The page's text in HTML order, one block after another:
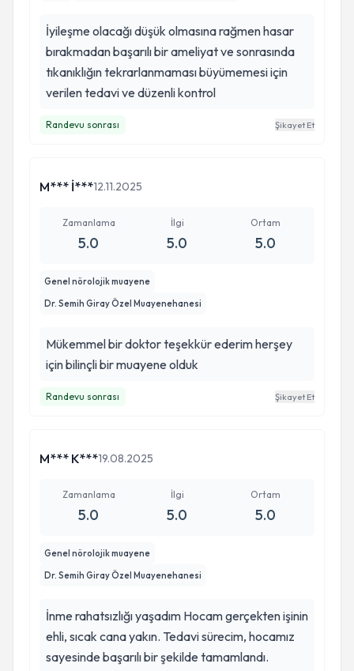
İyileşme olacağı düşük olmasına rağmen hasar
bırakmadan başarılı bir ameliyat ve sonrasında
tıkanıklığın tekrarlanmaması büyümemesi için
verilen tedavi ve düzenli kontrol
Randevu sonrası Şikayet Et
M*** İ***12.11.2025
Zamanlama
5.0
İlgi
5.0
Ortam
5.0
Genel nörolojik muayene
Dr. Semih Giray Özel Muayenehanesi
Mükemmel bir doktor teşekkür ederim herşey
için bilinçli bir muayene olduk
Randevu sonrası Şikayet Et
M*** K***19.08.2025
Zamanlama
5.0
İlgi
5.0
Ortam
5.0
Genel nörolojik muayene
Dr. Semih Giray Özel Muayenehanesi
İnme rahatsızlığı yaşadım Hocam gerçekten işinin
ehli, sıcak cana yakın. Tedavi sürecim, hocamız
sayesinde başarılı bir şekilde tamamlandı.